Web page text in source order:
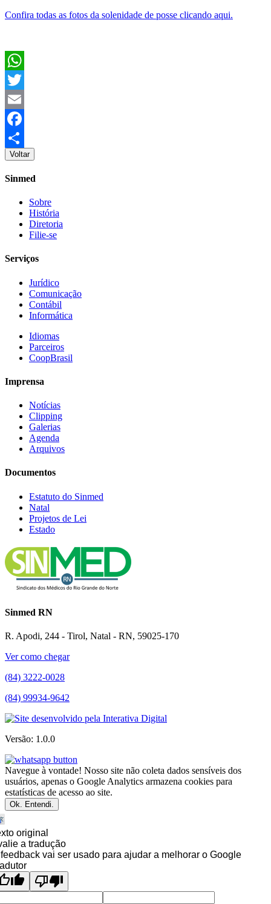
Confira todas as fotos da solenidade de posse clicando aqui.
WhatsApp
Twitter
Email
Facebook
Share
Voltar
Sinmed
Sobre
História
Diretoria
Filie-se
Serviços
Jurídico
Comunicação
Contábil
Informática
Idiomas
Parceiros
CoopBrasil
Imprensa
Notícias
Clipping
Galerias
Agenda
Arquivos
Documentos
Estatuto do Sinmed
Natal
Projetos de Lei
Estado
Sinmed RN
R. Apodi, 244 - Tirol, Natal - RN, 59025-170
Ver como chegar
(84) 3222-0028
(84) 99934-9642
Versão: 1.0.0
Navegue à vontade! Nosso site não coleta dados sensíveis dos
usuários, apenas o Google Analytics armazena cookies para
estatísticas de acesso ao site.
Ok. Entendi.
original
a tradução
vai ser usado para ajudar a melhorar o Google